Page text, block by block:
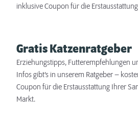
inklusive Coupon für die
Gratis Katzenratgeber
Erziehungstipps, Futterempfehlungen
Infos gibt’s in unserem Ratgeber –
Coupon für die Erstausstattung Ihrer
Markt.